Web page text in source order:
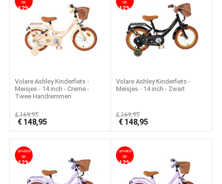
SIE
12%
Volare Ashley Kinderfiets -
Meisjes - 14 inch - Creme -
Twee Handremmen
€169,95
€ 148,95
SIE
12%
Volare Ashley Kinderfiets -
Meisjes - 14 inch - Zwart
€169,95
€ 148,95
SPAREN
SIE
12%
SPAREN
SIE
12%